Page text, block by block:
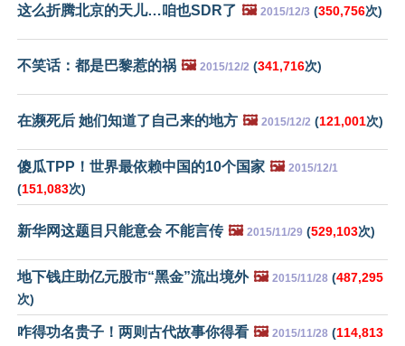
这么折腾北京的天儿…咱也SDR了 🖼️ 2015/12/3 (350,756次)
不笑话：都是巴黎惹的祸 🖼️ 2015/12/2 (341,716次)
在濒死后 她们知道了自己来的地方 🖼️ 2015/12/2 (121,001次)
傻瓜TPP！世界最依赖中国的10个国家 🖼️ 2015/12/1
(151,083次)
新华网这题目只能意会 不能言传 🖼️ 2015/11/29 (529,103次)
地下钱庄助亿元股市“黑金”流出境外 🖼️ 2015/11/28 (487,295
次)
咋得功名贵子！两则古代故事你得看 🖼️ 2015/11/28 (114,813